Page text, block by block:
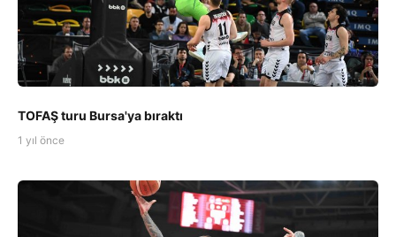
TOFAŞ turu Bursa'ya bıraktı
1 yıl önce